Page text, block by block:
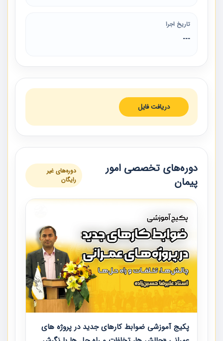
تاریخ اجرا
---
دریافت فایل
دوره‌های تخصصی امور
پیمان
دوره‌های غیر
رایگان
پکیج آموزشی ضوابط کارهای جدید در پروژه های